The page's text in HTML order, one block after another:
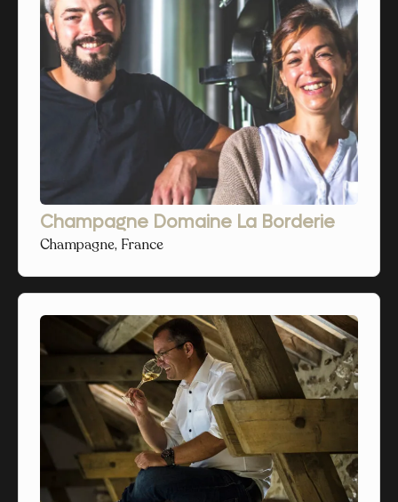
Champagne Domaine La Borderie
Champagne, France